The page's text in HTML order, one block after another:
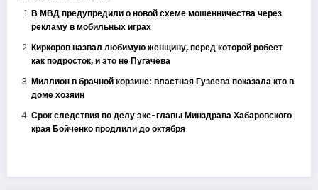
В МВД предупредили о новой схеме мошенничества через
рекламу в мобильных играх
Киркоров назвал любимую женщину, перед которой робеет
как подросток, и это не Пугачева
Миллион в брачной корзине: властная Гузеева показала кто в
доме хозяин
Срок следствия по делу экс-главы Минздрава Хабаровского
края Бойченко продлили до октября